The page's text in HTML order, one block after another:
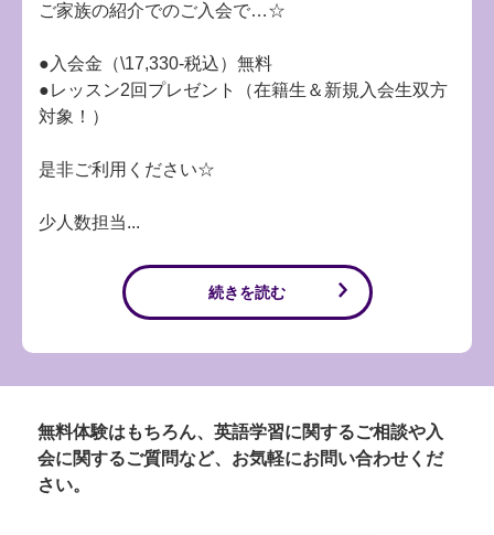
ご家族の紹介でのご入会で…☆
●入会金（\17,330-税込）無料
●レッスン2回プレゼント（在籍生＆新規入会生双方
対象！）
是非ご利用ください☆
少人数担当...
続きを読む
無料体験はもちろん、英語学習に関するご相談や入
会に関するご質問など、お気軽にお問い合わせくだ
さい。